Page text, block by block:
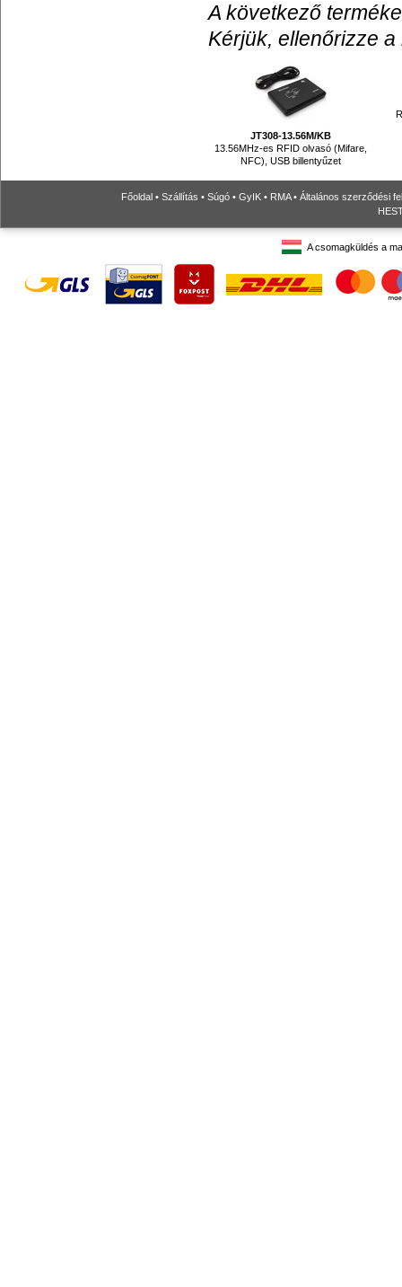
A következő
Kérjük, ellenőrizze
JT308-13.56M/KB
13.56MHz-es RFID olvasó (Mifare,
NFC), USB billentyűzet
Főoldal • Szállítás • Súgó • GyIK • RMA• Általános szerződési
A csomagküldés a